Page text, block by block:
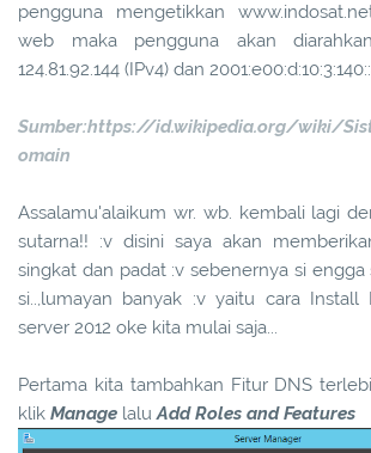
pengguna mengetikkan
web maka pengguna akan
124.81.92.144 (IPv4) dan
Sumber:https://id.wikipedia.org/wiki/
omain
Assalamu'alaikum wr. wb. kembali lagi
sutarna!! :v disini saya akan
singkat dan padat :v sebenernya si
si..,lumayan banyak :v yaitu cara Install
server 2012 oke kita mulai saja...
Pertama kita tambahkan Fitur DNS
klik Manage laluAdd Roles and Features